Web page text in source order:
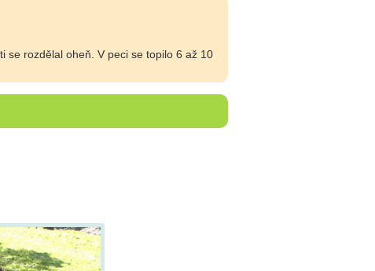
se rozdělal oheň. V peci se topilo 6 až 10